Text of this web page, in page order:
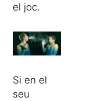
el joc.
Si en el
seu